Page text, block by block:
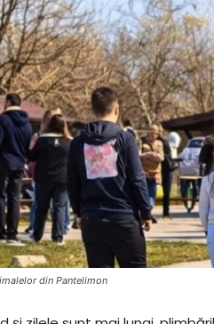
din Pantelimon